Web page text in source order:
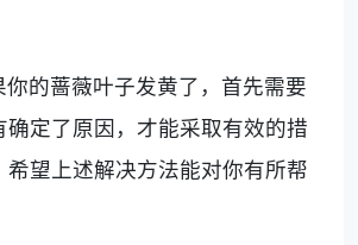
你的蔷薇叶子发黄了，首先需要
定了原因，才能采取有效的措
望上述解决方法能对你有所帮